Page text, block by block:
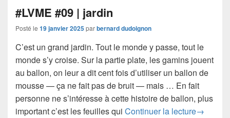
#LVME #09 | jardin
Posté le 19 janvier 2025parbernard dudoignon
C’est un grand jardin. Tout le monde y passe, tout le
monde s’y croise. Sur la partie plate, les gamins jouent
au ballon, on leur a dit cent fois d’utiliser un ballon de
mousse — ça ne fait pas de bruit — mais … En fait
personne ne s’intéresse à cette histoire de ballon, plus
important c’est les feuilles qui Continuer la lecture#LVME
→